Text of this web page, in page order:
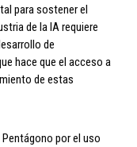
para sostener el
de la IA requiere
de
hace que el acceso a
de estas
por el uso